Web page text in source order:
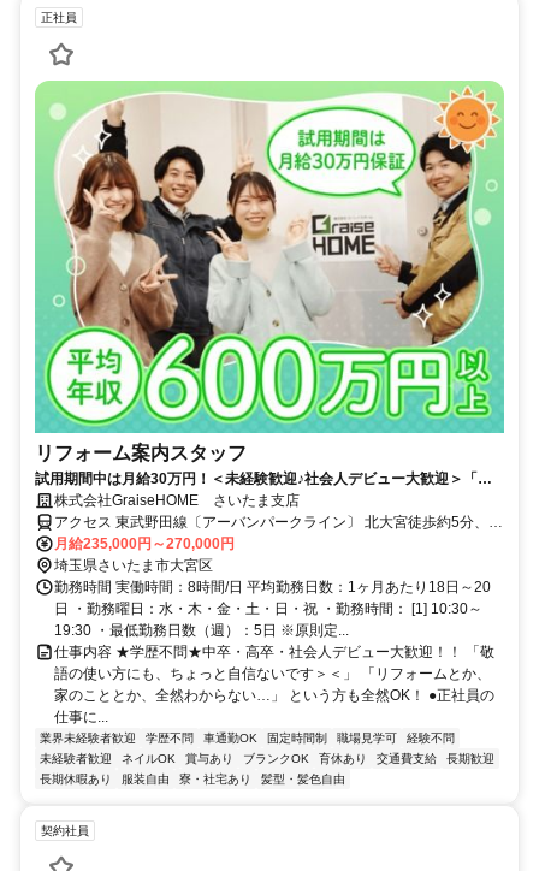
正社員
リフォーム案内スタッフ
試用期間中は月給30万円！＜未経験歓迎♪社会人デビュー大歓迎＞「敬
語に自信がない」「リフォームのことも全然知らない」問題ナシ☆
株式会社GraiseHOME さいたま支店
アクセス 東武野田線〔アーバンパークライン〕 北大宮徒歩約5分、Ｊ
Ｒ武蔵野線直通 大宮（埼玉県）東口(北)徒歩約12分、ＪＲ宇都宮線
〔東北本線〕・ＪＲ上野東京ライン/ＪＲ湘南新宿ライン 大宮（埼玉
県）東口(北)徒歩約12分 北大宮駅より徒歩5分
月給235,000円～270,000円
埼玉県さいたま市大宮区
勤務時間 実働時間：8時間/日 平均勤務日数：1ヶ月あたり18日～20
日 ・勤務曜日：水・木・金・土・日・祝 ・勤務時間： [1] 10:30～
19:30 ・最低勤務日数（週）：5日 ※原則定...
仕事内容 ★学歴不問★中卒・高卒・社会人デビュー大歓迎！！ 「敬
語の使い方にも、ちょっと自信ないです＞＜」 「リフォームとか、
家のこととか、全然わからない…」 という方も全然OK！ ●正社員の
仕事に...
業界未経験者歓迎 学歴不問 車通勤OK 固定時間制 職場見学可
経験不問
未経験者歓迎
ネイルOK 賞与あり ブランクOK 育休あり 交通費支給
長期歓迎
長期休暇あり
服装自由 寮・社宅あり 髪型・髪色自由
契約社員